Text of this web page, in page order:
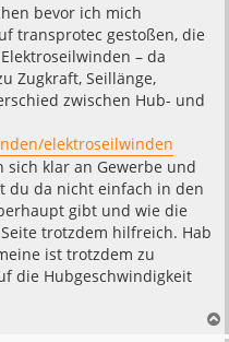
bevor ich mich
transprotec gestoßen, die
– da
Zugkraft, Seillänge,
zwischen Hub- und
elektroseilwinden
sich klar an Gewerbe und
du da nicht einfach in den
gibt und wie die
trotzdem hilfreich. Hab
ist trotzdem zu
die Hubgeschwindigkeit